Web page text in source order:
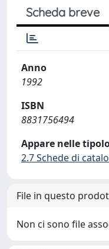
Scheda breve
Anno
1992
ISBN
8831756494
Appare nelle
2.7 Schede di
File in questo
Non ci sono file